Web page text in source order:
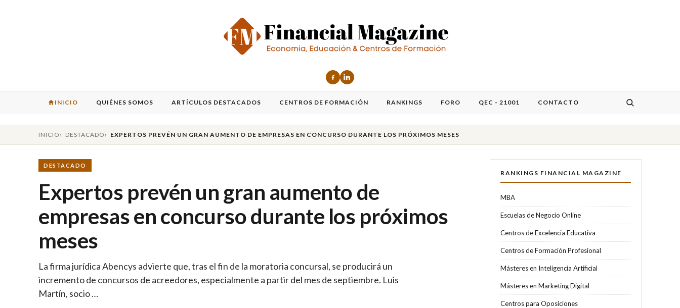
INICIO QUIÉNES SOMOS ARTÍCULOS DESTACADOS CENTROS DE FORMACIÓN RANKINGS FORO QEC - 21001 CONTACTO
INICIO DESTACADO EXPERTOS PREVÉN UN GRAN AUMENTO DE EMPRESAS EN CONCURSO DURANTE LOS PRÓXIMOS MESES
DESTACADO
Expertos prevén un gran aumento de
empresas en concurso durante los próximos
meses
La firma jurídica Abencys advierte que, tras el fin de la moratoria concursal, se producirá un
incremento de concursos de acreedores, especialmente a partir del mes de septiembre. Luis
Martín, socio …
RANKINGS FINANCIAL MAGAZINE
MBA
Escuelas de Negocio Online
Centros de Excelencia Educativa
Centros de Formación Profesional
Másteres en Inteligencia Artificial
Másteres en Marketing Digital
Centros para Oposiciones